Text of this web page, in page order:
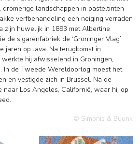
dromerige landschappen in pasteltinten
verfbehandeling een neiging verraden
zijn huwelijk in 1893 met Albertine
de sigarenfabriek de ‘Groninger Vlag’
jaren op Java. Na terugkomst in
hij afwisselend in Groningen,
In de Tweede Wereldoorlog moest het
en vestigde zich in Brussel. Na de
naar Los Angeles, Californië, waar hij op
© Simonis & Buunk